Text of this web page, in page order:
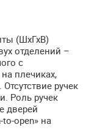
(ШхГхВ)
отделений –
с
плечиках,
ручек
Роль ручек
дверей
to-open» на